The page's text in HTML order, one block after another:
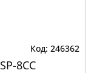
246362
8CC